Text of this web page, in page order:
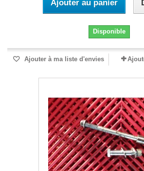
Ajouter au panier
Disponible
Ajouter à ma liste d'envies